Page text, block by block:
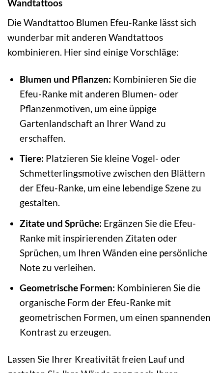
Wandtattoos
Die Wandtattoo Blumen Efeu-Ranke lässt sich
wunderbar mit anderen Wandtattoos
kombinieren. Hier sind einige Vorschläge:
Blumen und Pflanzen: Kombinieren Sie die
Efeu-Ranke mit anderen Blumen- oder
Pflanzenmotiven, um eine üppige
Gartenlandschaft an Ihrer Wand zu
erschaffen.
Tiere: Platzieren Sie kleine Vogel- oder
Schmetterlingsmotive zwischen den Blättern
der Efeu-Ranke, um eine lebendige Szene zu
gestalten.
Zitate und Sprüche: Ergänzen Sie die Efeu-
Ranke mit inspirierenden Zitaten oder
Sprüchen, um Ihren Wänden eine persönliche
Note zu verleihen.
Geometrische Formen: Kombinieren Sie die
organische Form der Efeu-Ranke mit
geometrischen Formen, um einen spannenden
Kontrast zu erzeugen.
Lassen Sie Ihrer Kreativität freien Lauf und